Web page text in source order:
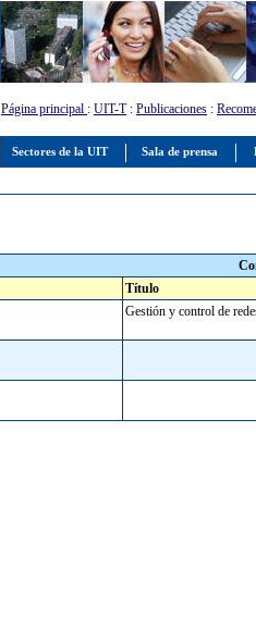
Sectores de la UIT Sala de prensa
Página principal : UIT-T: Publicaciones :
Título
Gestión y control de